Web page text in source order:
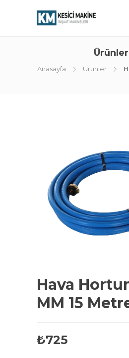
Ürünler
Anasayfa Ürünler
Hava
MM 15
₺725